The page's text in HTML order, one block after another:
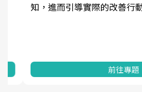
知，進而引導實際的改善行動。
前往專題